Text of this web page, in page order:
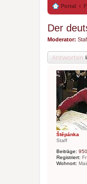
Portal
Der
Moderator:
Antworten
Štěpánka
Staff
Beiträge:
Registriert:
Wohnort: